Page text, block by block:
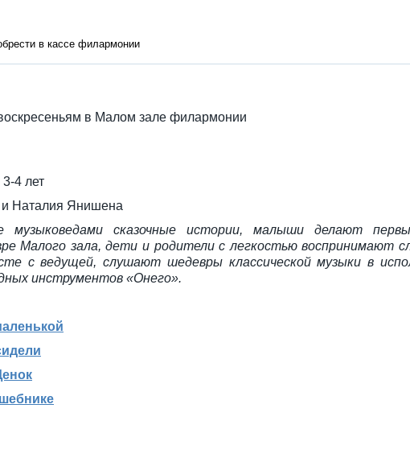
в кассе филармонии
в Малом зале филармонии
4 лет
и Наталия Янишена
музыковедами сказочные истории, малыши делают
Малого зала, дети и родители с легкостью воспринимают
с ведущей, слушают шедевры классической музыки в
инструментов «Онего».